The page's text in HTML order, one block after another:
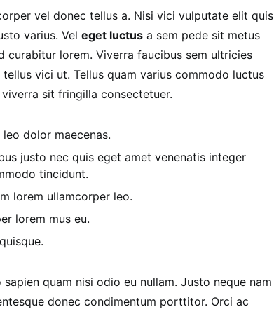
vel donec tellus a. Nisi vici vulputate elit quis
varius. Vel eget luctus a sem pede sit metus
curabitur lorem. Viverra faucibus sem ultricies
vici ut. Tellus quam varius commodo luctus
sit fringilla consectetuer.
dolor maecenas.
justo nec quis eget amet venenatis integer
tincidunt.
lorem ullamcorper leo.
lorem mus eu.
quam nisi odio eu nullam. Justo neque nam
donec condimentum porttitor. Orci ac